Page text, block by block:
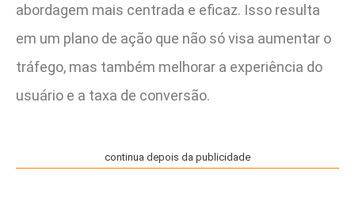
abordagem mais centrada e eficaz. Isso resulta
em um plano de ação que não só visa aumentar o
tráfego, mas também melhorar a experiência do
usuário e a taxa de conversão.
continua depois da publicidade